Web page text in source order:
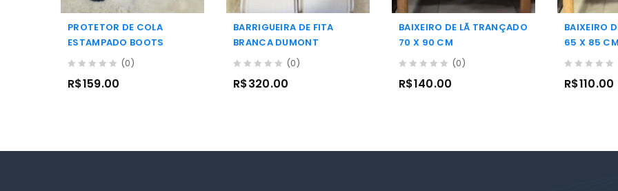
PROTETOR DE COLA
ESTAMPADO BOOTS
out
(0)
R$159.00
BARRIGUEIRA DE FITA
BRANCA DUMONT
out
(0)
R$320.00
BAIXEIRO DE LÃ TRANÇADO
70 X 90 CM
out
(0)
R$140.00
BAIXEIRO
65 X 85 CM
out
R$110.00